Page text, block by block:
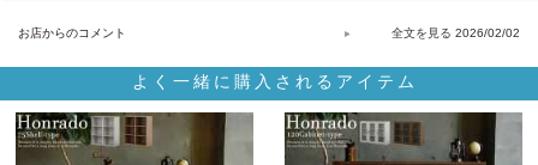
お店からのコメント 2026/02/02
よく一緒に購入されるアイテム